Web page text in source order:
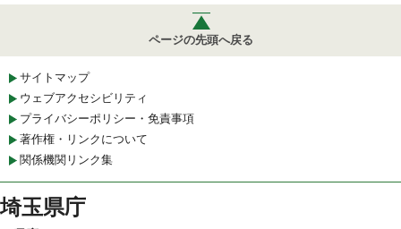
ページの先頭へ戻る
サイトマップ
ウェブアクセシビリティ
プライバシーポリシー・免責事項
著作権・リンクについて
関係機関リンク集
埼玉県庁